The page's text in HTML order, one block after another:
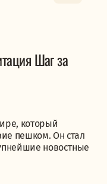
Шаг за
который
пешком. Он стал
новостные